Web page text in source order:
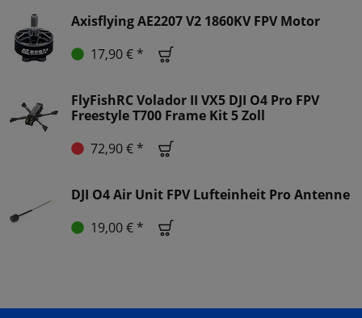
Axisflying AE2207 V2 1860KV FPV Motor
17,90 € *
FlyFishRC Volador II VX5 DJI O4 Pro FPV
Freestyle T700 Frame Kit 5 Zoll
72,90 € *
DJI O4 Air Unit FPV Lufteinheit Pro Antenne
19,00 € *